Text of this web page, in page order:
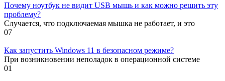
Почему ноутбук не видит USB мышь и как можно решить эту
проблему?
Случается, что подключаемая мышка не работает, и это
07
Как запустить Windows 11 в безопасном режиме?
При возникновении неполадок в операционной системе
01